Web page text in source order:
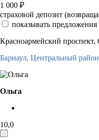
1 000 ₽
страховой депозит
показывать
Красноармейский проспект,
Барнаул, Центральный район
Ольга
10,0